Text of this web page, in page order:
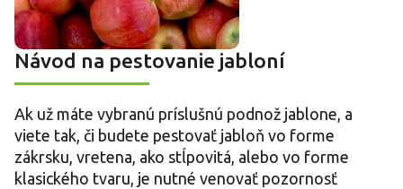
Návod na pestovanie jabloní
Ak už máte vybranú príslušnú podnož jablone, a
viete tak, či budete pestovať jabloň vo forme
zákrsku, vretena, ako stĺpovitá, alebo vo forme
klasického tvaru, je nutné venovať pozornosť